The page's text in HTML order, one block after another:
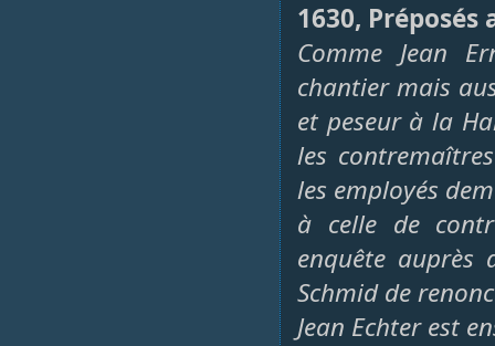
1630,
Comme Jean
chantier mais
et peseur à la
les
les employés
à celle de
enquête auprès
Schmid de
Jean Echter est